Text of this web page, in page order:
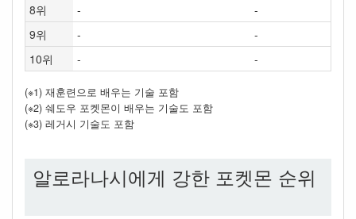
8위
-
-
9위
-
-
10위
- -
(※1) 재훈련으로 배우는 기술 포함
(※2) 쉐도우 포켓몬이 배우는 기술도 포함
(※3) 레거시 기술도 포함
알로라나시에게 강한 포켓몬 순위